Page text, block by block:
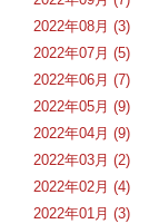
2022年08月 (3)
2022年07月 (5)
2022年06月 (7)
2022年05月 (9)
2022年04月 (9)
2022年03月 (2)
2022年02月 (4)
2022年01月 (3)